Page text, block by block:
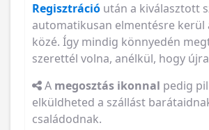
Regisztráció után a kiválasztott
automatikusan elmentésre kerül
közé. Így mindig könnyedén
szerettél volna, anélkül, hogy
A megosztás ikonnal pedig
elküldheted a szállást
családodnak.